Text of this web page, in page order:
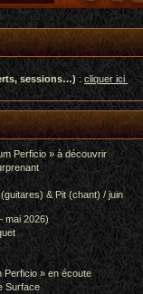
sessions…):cliquer ici
Perficio » à découvrir
& Pit (chant) / juin
mai 2026)
Perficio » en écoute
Surface